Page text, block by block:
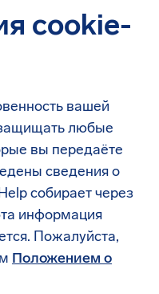
cookie-
вашей
любые
вы передаёте
сведения о
собирает через
информация
Пожалуйста,
Положением о